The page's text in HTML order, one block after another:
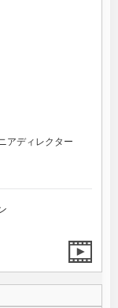
アディレクター